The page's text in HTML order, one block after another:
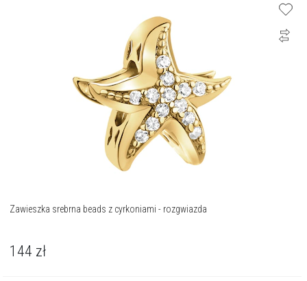
Zawieszka srebrna beads z cyrkoniami - rozgwiazda
144 zł